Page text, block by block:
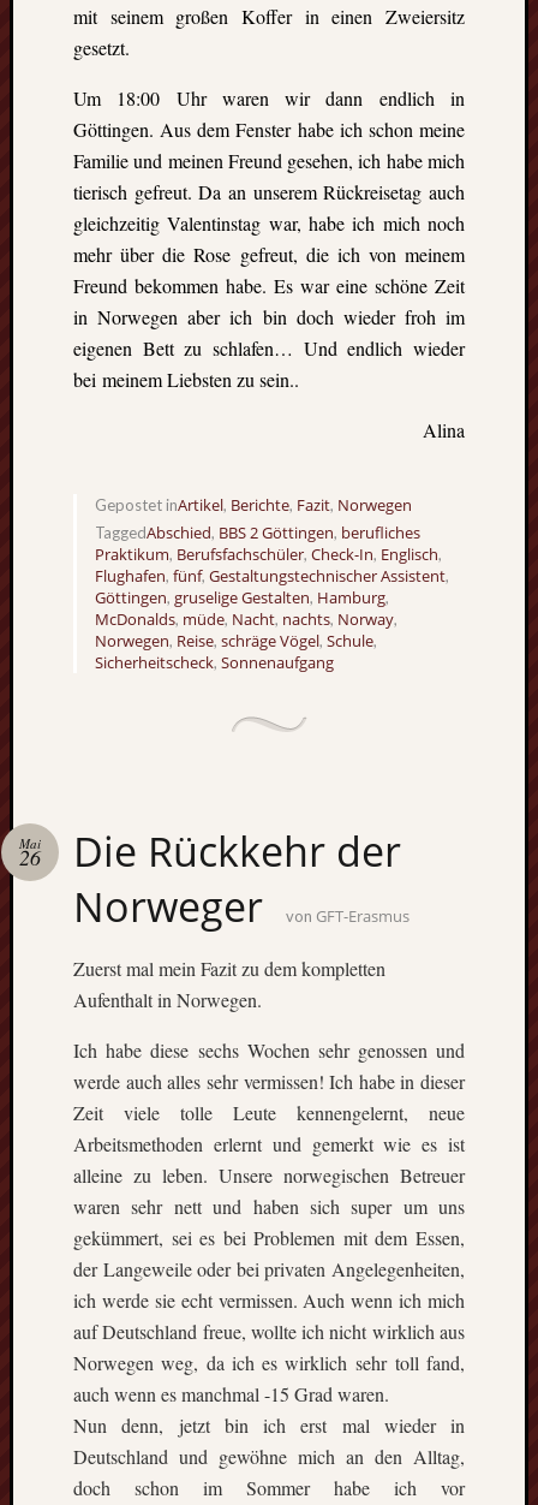
mit seinem großen Koffer in einen Zweiersitz
gesetzt.
Um 18:00 Uhr waren wir dann endlich in
Göttingen. Aus dem Fenster habe ich schon meine
Familie und meinen Freund gesehen, ich habe mich
tierisch gefreut. Da an unserem Rückreisetag auch
gleichzeitig Valentinstag war, habe ich mich noch
mehr über die Rose gefreut, die ich von meinem
Freund bekommen habe. Es war eine schöne Zeit
in Norwegen aber ich bin doch wieder froh im
eigenen Bett zu schlafen… Und endlich wieder
bei meinem Liebsten zu sein..
Alina
Gepostet inArtikel, Berichte, Fazit, Norwegen
TaggedAbschied, BBS 2 Göttingen, berufliches
Praktikum, Berufsfachschüler, Check-In, Englisch,
Flughafen, fünf, Gestaltungstechnischer Assistent,
Göttingen, gruselige Gestalten, Hamburg,
McDonalds, müde, Nacht, nachts, Norway,
Norwegen, Reise, schräge Vögel, Schule,
Sicherheitscheck, Sonnenaufgang
Die Rückkehr der
Norweger
Mai
26
von GFT-Erasmus
Zuerst mal mein Fazit zu dem kompletten
Aufenthalt in Norwegen.
Ich habe diese sechs Wochen sehr genossen und
werde auch alles sehr vermissen! Ich habe in dieser
Zeit viele tolle Leute kennengelernt, neue
Arbeitsmethoden erlernt und gemerkt wie es ist
alleine zu leben. Unsere norwegischen Betreuer
waren sehr nett und haben sich super um uns
gekümmert, sei es bei Problemen mit dem Essen,
der Langeweile oder bei privaten Angelegenheiten,
ich werde sie echt vermissen. Auch wenn ich mich
auf Deutschland freue, wollte ich nicht wirklich aus
Norwegen weg, da ich es wirklich sehr toll fand,
auch wenn es manchmal -15 Grad waren.
Nun denn, jetzt bin ich erst mal wieder in
Deutschland und gewöhne mich an den Alltag,
doch schon im Sommer habe ich vor